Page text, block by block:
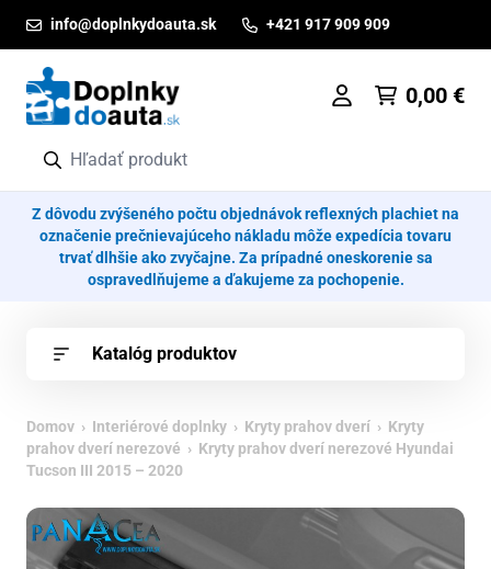
info@doplnkydoauta.sk +421 917 909 909
0,00 €
Z dôvodu zvýšeného počtu objednávok reflexných plachiet na
označenie prečnievajúceho nákladu môže expedícia tovaru
trvať dlhšie ako zvyčajne. Za prípadné oneskorenie sa
ospravedlňujeme a ďakujeme za pochopenie.
Katalóg produktov
Domov › Interiérové doplnky › Kryty prahov dverí › Kryty
prahov dverí nerezové › Kryty prahov dverí nerezové Hyundai
Tucson III 2015 – 2020